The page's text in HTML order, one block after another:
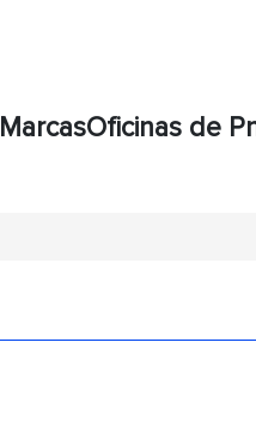
MarcasOficinas de